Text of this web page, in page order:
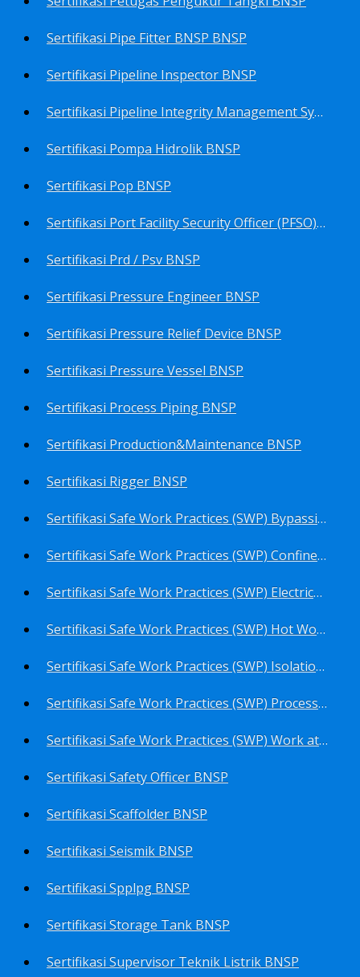
Sertifikasi Pipe Fitter BNSP BNSP
Sertifikasi Pipeline Inspector BNSP
Sertifikasi Pipeline Integrity Management System (Pims) BNSP
Sertifikasi Pompa Hidrolik BNSP
Sertifikasi Pop BNSP
Sertifikasi Port Facility Security Officer (PFSO) BNSP
Sertifikasi Prd / Psv BNSP
Sertifikasi Pressure Engineer BNSP
Sertifikasi Pressure Relief Device BNSP
Sertifikasi Pressure Vessel BNSP
Sertifikasi Process Piping BNSP
Sertifikasi Production&Maintenance BNSP
Sertifikasi Rigger BNSP
Sertifikasi Safe Work Practices (SWP) Bypassing Critical Protection BNSP
Sertifikasi Safe Work Practices (SWP) Confined Space Entry BNSP
Sertifikasi Safe Work Practices (SWP) Electrical Safe Work BNSP
Sertifikasi Safe Work Practices (SWP) Hot Work BNSP
Sertifikasi Safe Work Practices (SWP) Isolation of Hazardous Energy BNSP
Sertifikasi Safe Work Practices (SWP) Process Overview and Awareness BNSP
Sertifikasi Safe Work Practices (SWP) Work at Height BNSP
Sertifikasi Safety Officer BNSP
Sertifikasi Scaffolder BNSP
Sertifikasi Seismik BNSP
Sertifikasi Spplpg BNSP
Sertifikasi Storage Tank BNSP
Sertifikasi Supervisor Teknik Listrik BNSP